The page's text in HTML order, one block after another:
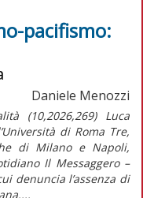
pacifismo:
Daniele Menozzi
(10,2026,269) Luca
di Roma Tre,
di Milano e Napoli,
Il Messaggero –
denuncia l’assenza di